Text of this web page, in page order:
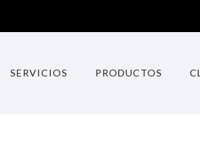
SERVICIOS PRODUCTOS